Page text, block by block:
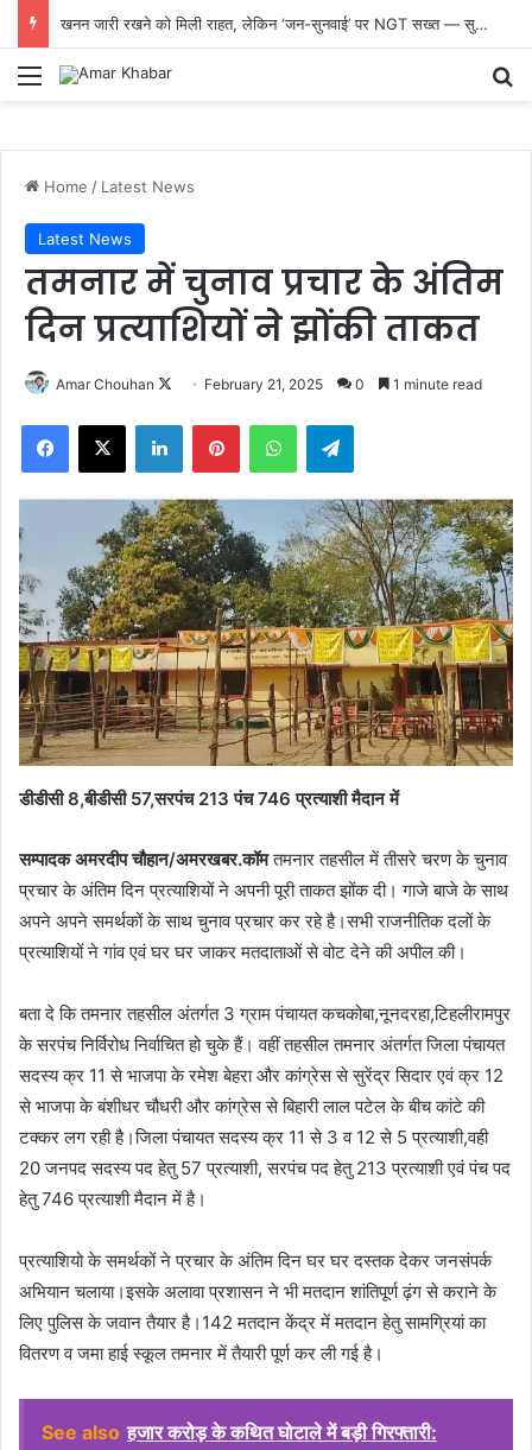
खनन जारी रखने को मिली राहत, लेकिन ‘जन-सुनवाई’ पर NGT सख्त — सुप्रीम कोर्ट के निर्देशों के बाद मामला फिर भोपाल पीठ को सौंपा गया
Menu
Home / Latest News
Latest News
तमनार में चुनाव प्रचार के अंतिम
दिन प्रत्याशियों ने झोंकी ताकत
Amar Chouhan
FollowFebruary 21, 2025 0 1 minute read
Facebook
X LinkedInPinterestWhatsAppTelegram
डीडीसी 8,बीडीसी 57,सरपंच 213 पंच 746 प्रत्याशी मैदान में
सम्पादक अमरदीप चौहान/अमरखबर.कॉमतमनार तहसील में तीसरे चरण के चुनाव
प्रचार के अंतिम दिन प्रत्याशियों ने अपनी पूरी ताकत झोंक दी। गाजे बाजे के साथ
अपने अपने समर्थकों के साथ चुनाव प्रचार कर रहे है।सभी राजनीतिक दलों के
प्रत्याशियों ने गांव एवं घर घर जाकर मतदाताओं से वोट देने की अपील की।
बता दे कि तमनार तहसील अंतर्गत 3 ग्राम पंचायत कचकोबा,नूनदरहा,टिहलीरामपुर
के सरपंच निर्विरोध निर्वाचित हो चुके हैं। वहीं तहसील तमनार अंतर्गत जिला पंचायत
सदस्य क्र 11 से भाजपा के रमेश बेहरा और कांग्रेस से सुरेंद्र सिदार एवं क्र 12
से भाजपा के बंशीधर चौधरी और कांग्रेस से बिहारी लाल पटेल के बीच कांटे की
टक्कर लग रही है।जिला पंचायत सदस्य क्र 11 से 3 व 12 से 5 प्रत्याशी,वही
20 जनपद सदस्य पद हेतु 57 प्रत्याशी, सरपंच पद हेतु 213 प्रत्याशी एवं पंच पद
हेतु 746 प्रत्याशी मैदान में है।
प्रत्याशियो के समर्थकों ने प्रचार के अंतिम दिन घर घर दस्तक देकर जनसंपर्क
अभियान चलाया।इसके अलावा प्रशासन ने भी मतदान शांतिपूर्ण ढ़ंग से कराने के
लिए पुलिस के जवान तैयार है।142 मतदान केंद्र में मतदान हेतु सामग्रियां का
वितरण व जमा हाई स्कूल तमनार में तैयारी पूर्ण कर ली गई है।
See also हजार करोड़ के कथित घोटाले में बड़ी गिरफ्तारी: